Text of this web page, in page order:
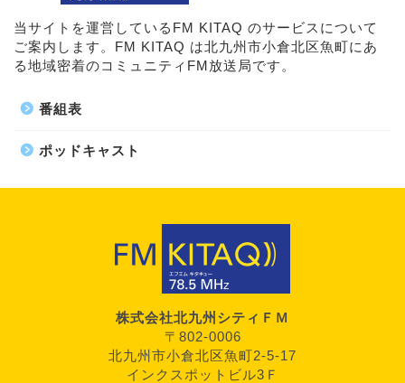
当サイトを運営しているFM KITAQ のサービスについて
ご案内します。FM KITAQ は北九州市小倉北区魚町にあ
る地域密着のコミュニティFM放送局です。
番組表
ポッドキャスト
株式会社北九州シティＦＭ
〒802-0006
北九州市小倉北区魚町2-5-17
インクスポットビル3Ｆ